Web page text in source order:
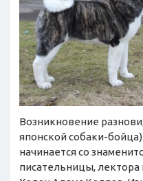
Возникновение
японской собаки-
начинается со
писательницы, лектора